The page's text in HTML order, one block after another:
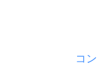
コ